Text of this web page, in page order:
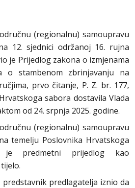
(regionalnu) samoupravu
12. sjednici održanoj 16. rujna
je Prijedlog zakona o izmjenama
o stambenom zbrinjavanju na
prvo čitanje, P. Z. br. 177,
sabora dostavila Vlada
od 24. srpnja 2025. godine.
(regionalnu) samoupravu
temelju Poslovnika Hrvatskoga
je predmetni prijedlog kao
predlagatelja iznio da